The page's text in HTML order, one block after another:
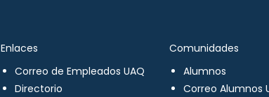
Enlaces
Correo de Empleados UAQ
Directorio
Comunidades
Alumnos
Correo Alumnos